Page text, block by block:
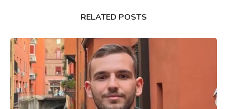
RELATED POSTS